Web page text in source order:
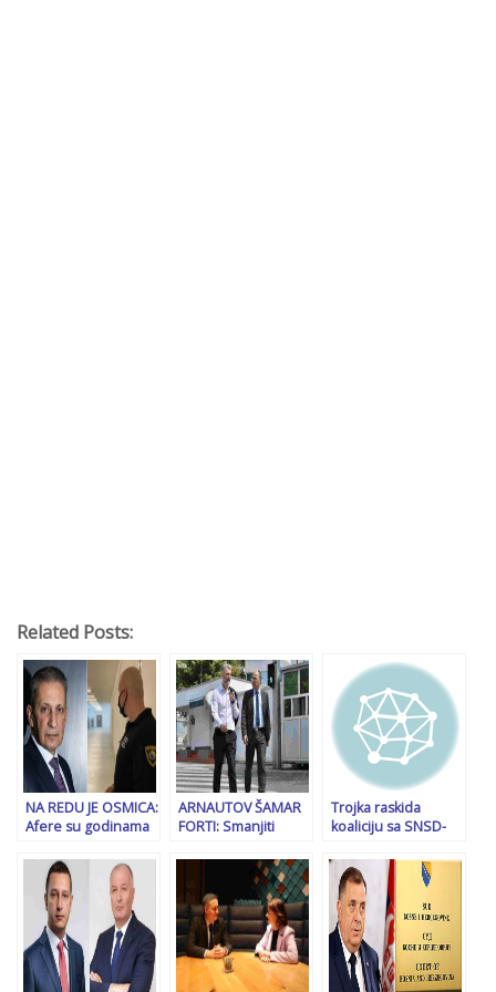
Related Posts:
NA REDU JE OSMICA:
Afere su godinama
obavještajne službe
Osmana
Mehmedagića, dok
je bio u pritvoru…
ARNAUTOV ŠAMAR
FORTI: Smanjiti
biće novca za veći
Trojka raskida
koaliciju sa SNSD-
Suprotstavljamo se
nasrtajima na Ustav
Bosne i
Hercegovine